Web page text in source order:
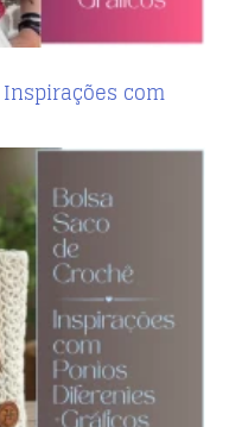
Inspirações com